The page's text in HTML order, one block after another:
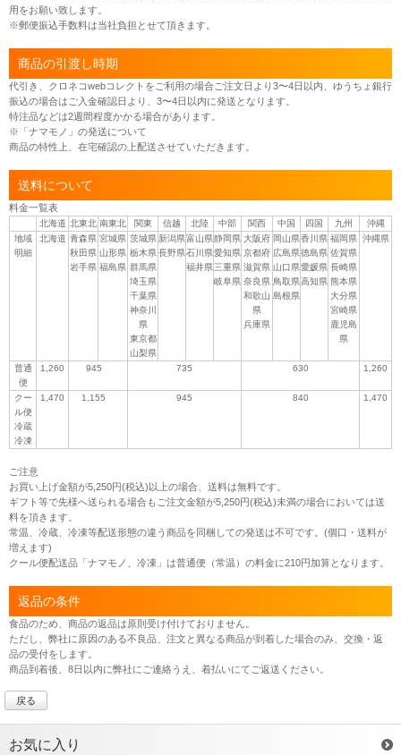
用をお願い致します。
※郵便振込手数料は当社負担とせて頂きます。
商品の引渡し時期
代引き、クロネコwebコレクトをご利用の場合ご注文日より3〜4日以内、ゆうちょ銀行
振込の場合はご入金確認日より、3〜4日以内に発送となります。
特注品などは2週間程度かかる場合があります。
※「ナマモノ」の発送について
商品の特性上、在宅確認の上配送させていただきます。
送料について
料金一覧表
北海道 北東北 南東北 関東 信越 北陸 中部 関西 中国 四国 九州
沖縄
地域
明細
北海道 青森県
秋田県
岩手県
宮城県
山形県
福島県
茨城県
栃木県
群馬県
埼玉県
千葉県
神奈川
県
東京都
山梨県
新潟県
長野県
富山県
石川県
福井県
静岡県
愛知県
三重県
岐阜県
大阪府
京都府
滋賀県
奈良県
和歌山
県
兵庫県
岡山県
広島県
山口県
鳥取県
島根県
香川県
徳島県
愛媛県
高知県
福岡県
佐賀県
長崎県
熊本県
大分県
宮崎県
鹿児島
県
沖縄県
普通
便
1,260 945 735 630 1,260
クー
ル便
冷蔵
冷凍
1,470 1,155 945 840 1,470
ご注意
お買い上げ金額が5,250円(税込)以上の場合、送料は無料です。
ギフト等で先様へ送られる場合もご注文金額が5,250円(税込)未満の場合においては送
料を頂きます。
常温、冷蔵、冷凍等配送形態の違う商品を同梱しての発送は不可です。(個口・送料が
増えます)
クール便配送品「ナマモノ、冷凍」は普通便（常温）の料金に210円加算となります。
返品の条件
食品のため、商品の返品は原則受け付けておりません。
ただし、弊社に原因のある不良品、注文と異なる商品が到着した場合のみ、交換・返
品の受付をします。
商品到着後、8日以内に弊社にご連絡うえ、着払いにてご返送ください。
戻る
お気に入り